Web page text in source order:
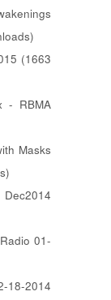
(1663
- RBMA
Masks
01-
18-2014